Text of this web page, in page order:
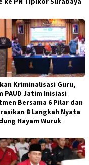
Kriminalisasi Guru,
PAUD Jatim Inisiasi
Bersama 6 Pilar dan
8 Langkah Nyata
Hayam Wuruk